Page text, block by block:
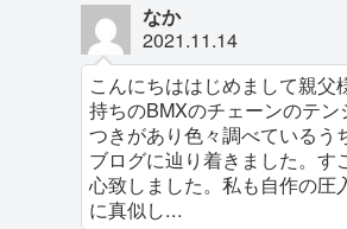
なか
2021.11.14
こんにちははじめまして親父
持ちのBMXのチェーンのテン
つきがあり色々調べているう
ブログに辿り着きました。す
心致しました。私も自作の圧
に真似し...